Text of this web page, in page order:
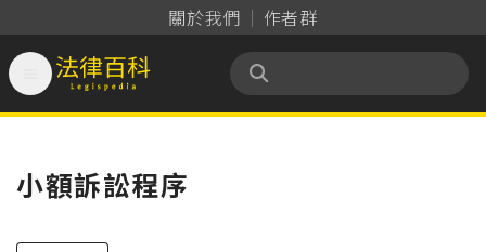
關於我們 作者群
法律百科 Legispedia
小額訴訟程序